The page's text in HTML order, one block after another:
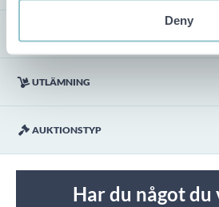
Deny
UTLÄMNING
AUKTIONSTYP
Har du något du